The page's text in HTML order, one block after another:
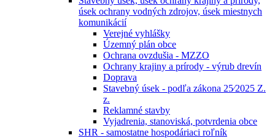
úsek ochrany vodných zdrojov, úsek miestnych
komunikácií
Verejné vyhlášky
Územný plán obce
Ochrana ovzdušia - MZZO
Ochrany krajiny a prírody - výrub drevín
Doprava
Stavebný úsek - podľa zákona 25⁄2025 Z.
z.
Reklamné stavby
Vyjadrenia, stanoviská, potvrdenia obce
SHR - samostatne hospodáriaci roľník